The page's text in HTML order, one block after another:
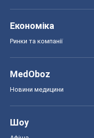
Економіка
Ринки та компанії
MedOboz
Новини медицини
Шоу